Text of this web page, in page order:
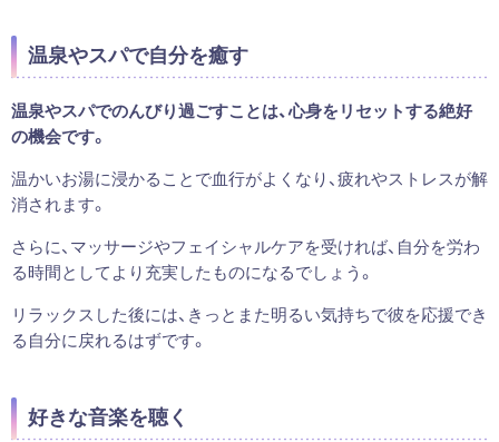
温泉やスパで自分を癒す
温泉やスパでのんびり過ごすことは、心身をリセットする絶好
の機会です。
温かいお湯に浸かることで血行がよくなり、疲れやストレスが解
消されます。
さらに、マッサージやフェイシャルケアを受ければ、自分を労わ
る時間としてより充実したものになるでしょう。
リラックスした後には、きっとまた明るい気持ちで彼を応援でき
る自分に戻れるはずです。
好きな音楽を聴く